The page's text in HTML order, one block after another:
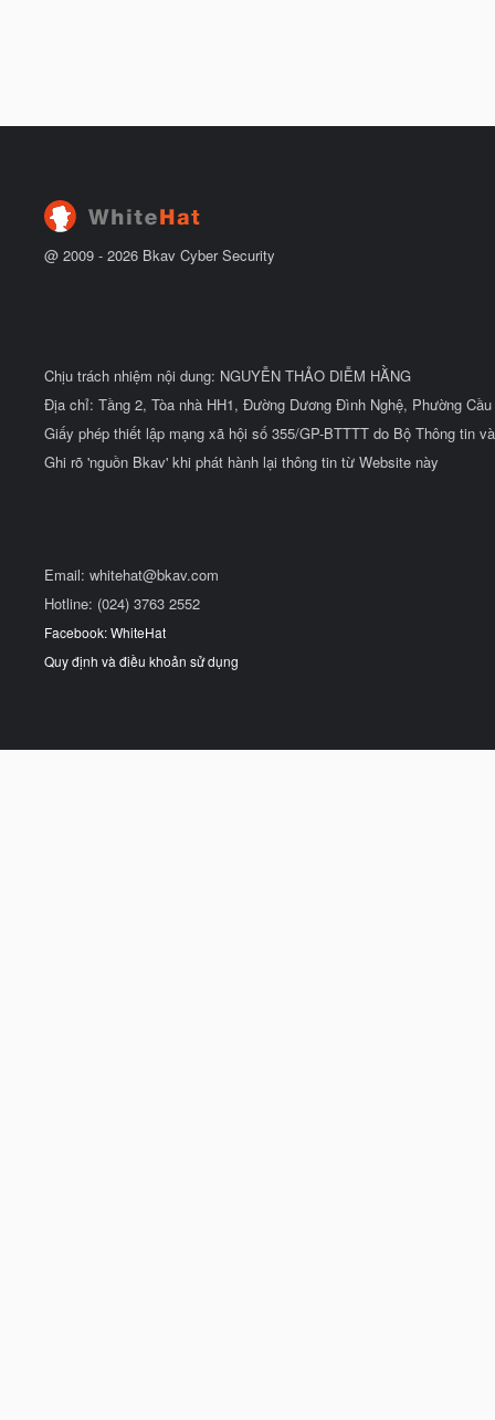
@ 2009 - 2026 Bkav Cyber Security
Chịu trách nhiệm nội dung: NGUYỄN THẢO DIỄM HẰNG
Địa chỉ: Tầng 2, Tòa nhà HH1, Đường Dương Đình Nghệ, Phường
Giấy phép thiết lập mạng xã hội số 355/GP-BTTTT do Bộ Thông tin
Ghi rõ 'nguồn Bkav' khi phát hành lại thông tin từ Website này
Email: whitehat@bkav.com
Hotline: (024) 3763 2552
Facebook: WhiteHat
Quy định và điều khoản sử dụng